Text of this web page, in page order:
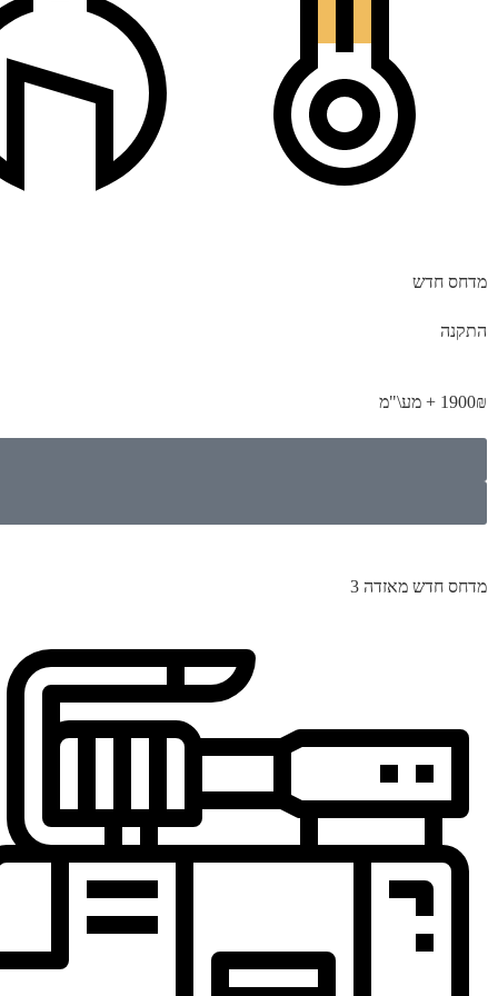
מדחס חדש
התקנה
1900₪ + מע\"מ
מדחס חדש מאזדה 3